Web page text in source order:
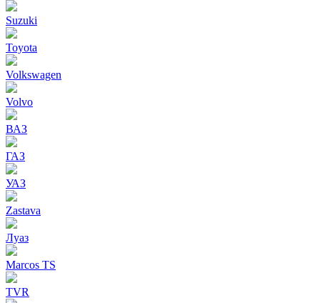
Suzuki
Toyota
Volkswagen
Volvo
ВАЗ
ГАЗ
УАЗ
Zastava
Луаз
Marcos TS
TVR